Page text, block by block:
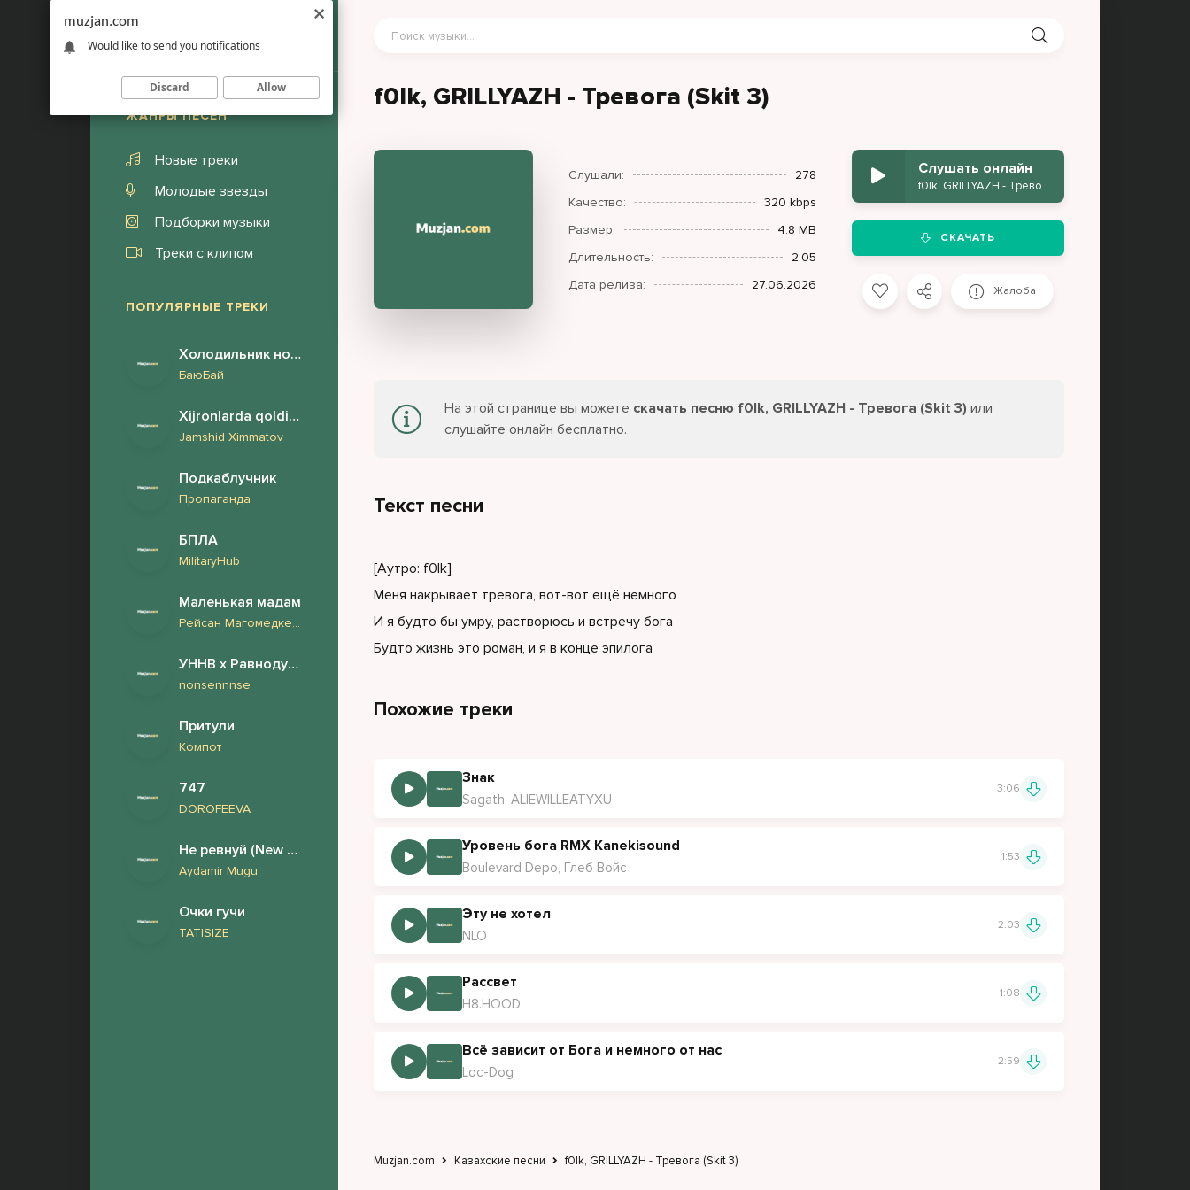
ЖАНРЫ ПЕСЕН
Новые треки
Молодые звезды
Подборки музыки
Треки с клипом
ПОПУЛЯРНЫЕ ТРЕКИ
Холодильник ночью (Полная версия)
БаюБай
Xijronlarda qoldirib
Jamshid Ximmatov
Подкаблучник
Пропаганда
БПЛА
MilitaryHub
Маленькая мадам
Рейсан Магомедкеримов
УННВ x Равнодушие
nonsennnse
Притули
Компот
747
DOROFEEVA
Не ревнуй (New version)
Aydamir Mugu
Очки гучи
TATISIZE
f0lk, GRILLYAZH - Тревога (Skit 3)
Слушали:
278
Качество:
320 kbps
Размер:
4.8 MB
Длительность:
2:05
Дата релиза:
27.06.2026
Слушать онлайн
f0lk, GRILLYAZH - Тревога (Skit 3)
СКАЧАТЬ
Жалоба
На этой странице вы можете скачать песню f0lk, GRILLYAZH - Тревога (Skit 3) или
слушайте онлайн бесплатно.
Текст песни
[Аутро: f0lk]
Меня накрывает тревога, вот-вот ещё немного
И я будто бы умру, растворюсь и встречу бога
Будто жизнь это роман, и я в конце эпилога
Похожие треки
Знак
Sagath, ALIEWILLEATYXU
3:06
Уровень бога RMX Kanekisound
Boulevard Depo, Глеб Войс
1:53
Эту не хотел
NLO
2:03
Рассвет
H8.HOOD
1:08
Всё зависит от Бога и немного от нас
Loc-Dog
2:59
Muzjan.com Казахские песни f0lk, GRILLYAZH - Тревога (Skit 3)
muzjan.com
Would like to send you notifications
Discard Allow